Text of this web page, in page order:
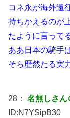
コネ永が海外遠
持ちかえるのが
たように言って
ああ日本の騎手
そら歴然たる実
28： 名無しさん
ID:N7YSipB30